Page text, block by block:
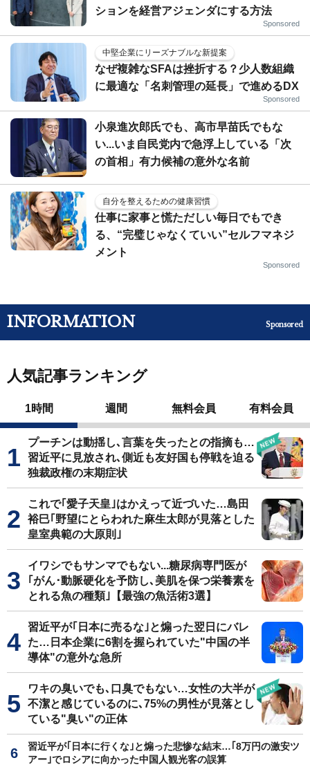
ションを経営アジェンダにする方法
Sponsored
中堅企業にリーズナブルな新提案
なぜ複雑なSFAは挫折する？少人数組織
に最適な「名刺管理の延長」で進めるDX
Sponsored
小泉進次郎氏でも、高市早苗氏でもな
い...いま自民党内で急浮上している「次
の首相」有力候補の意外な名前
自分を整えるための健康習慣
仕事に家事と慌ただしい毎日でもでき
る、“完璧じゃなくていい”セルフマネジ
メント
Sponsored
INFORMATION Sponsored
人気記事ランキング
1時間 週間 無料会員 有料会員
プーチンは動揺し､言葉を失ったとの指摘も…
習近平に見放され､側近も友好国も停戦を迫る
独裁政権の末期症状
これで｢愛子天皇｣はかえって近づいた…島田
裕巳｢野望にとらわれた麻生太郎が見落とした
皇室典範の大原則｣
イワシでもサンマでもない...糖尿病専門医が
｢がん･動脈硬化を予防し､美肌を保つ栄養素を
とれる魚の種類｣【最強の魚活術3選】
習近平が｢日本に売るな｣と煽った翌日にバレ
た…日本企業に6割を握られていた"中国の半
導体"の意外な急所
ワキの臭いでも､口臭でもない…女性の大半が
不潔と感じているのに､75%の男性が見落とし
ている"臭い"の正体
習近平が｢日本に行くな｣と煽った悲惨な結末…｢8万円の激安ツ
アー｣でロシアに向かった中国人観光客の誤算